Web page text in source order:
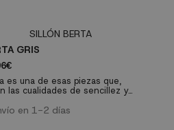
GRIS
es una de esas piezas que,
las cualidades de sencillez y
Es un sillón de clara influencia
en 1-2 días